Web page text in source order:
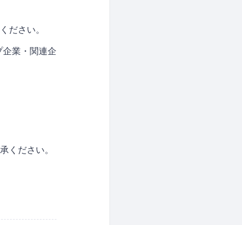
ださい。
業・関連企
ください。